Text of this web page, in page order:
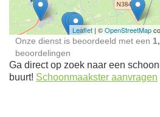
Leaflet | ©OpenStreetMap
Onze dienst is beoordeeld met een
beoordelingen
Ga direct op zoek naar een
buurt! Schoonmaakster aanvragen